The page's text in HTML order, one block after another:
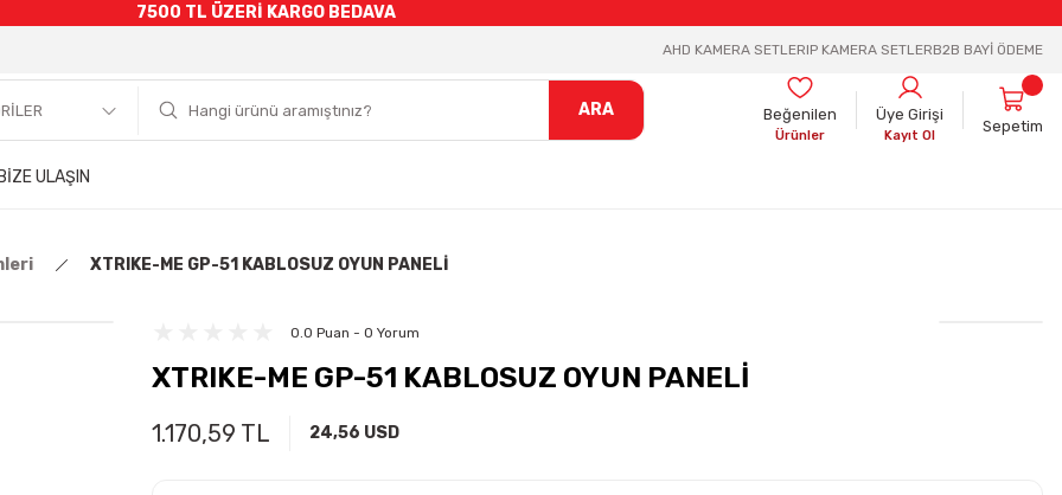
7500 TL ÜZERİ KARGO BEDAVA
AHD KAMERA SETLERIP KAMERA SETLERB2B BAYİ ÖDEME
ARA Beğenilen
Ürünler
Üye Girişi
Kayıt Ol
Sepetim
BİZE ULAŞIN
XTRIKE-ME GP-51 KABLOSUZ OYUN PANELİ
0.0 Puan - 0 Yorum
XTRIKE-ME GP-51 KABLOSUZ OYUN PANELİ
1.170,59 TL 24,56 USD